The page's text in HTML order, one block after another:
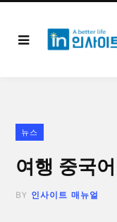
뉴스
여행 중국
BY 인사이트 매뉴얼